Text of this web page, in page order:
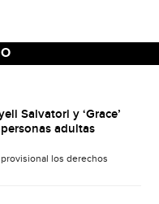
Salvatori y ‘Grace’
adultas
los derechos